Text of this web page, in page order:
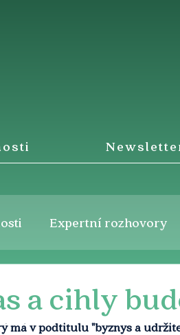
Expertní rozhovory
a cihly
má v podtitulu "byznys a